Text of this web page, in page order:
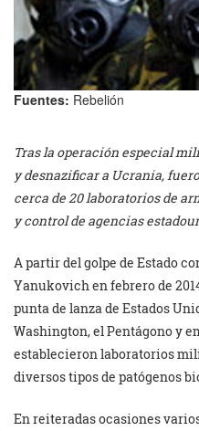
Fuentes: Rebelión
Tras la operación especial
y desnazificar a Ucrania,
cerca de 20 laboratorios de
y control de agencias
A partir del golpe de Estado
Yanukovich en febrero de
punta de lanza de Estados
Washington, el Pentágono y
establecieron laboratorios
diversos tipos de patógenos
En reiteradas ocasiones